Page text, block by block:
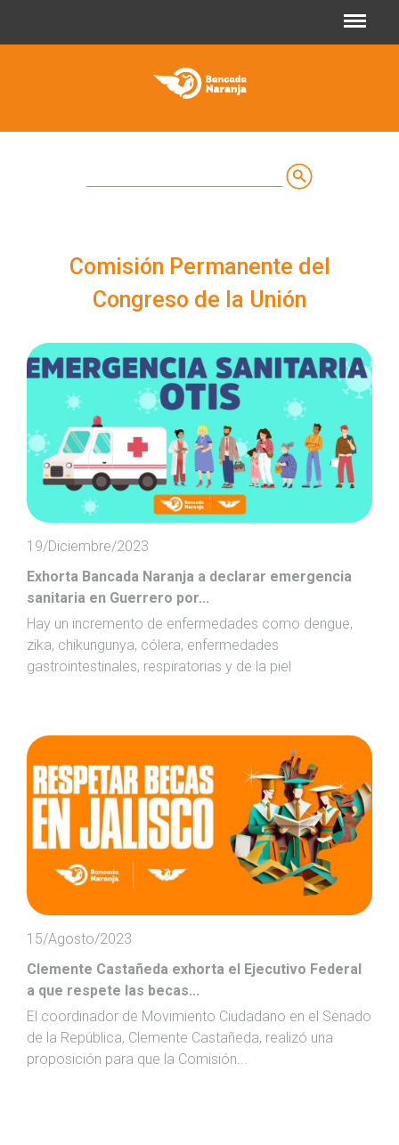
búsqueda
Comisión Permanente del
Congreso de la Unión
19/Diciembre/2023
Exhorta Bancada Naranja a declarar emergencia
sanitaria en Guerrero por...
Hay un incremento de enfermedades como dengue,
zika, chikungunya, cólera, enfermedades
gastrointestinales, respiratorias y de la piel
15/Agosto/2023
Clemente Castañeda exhorta el Ejecutivo Federal
a que respete las becas...
El coordinador de Movimiento Ciudadano en el Senado
de la República, Clemente Castañeda, realizó una
proposición para que la Comisión...